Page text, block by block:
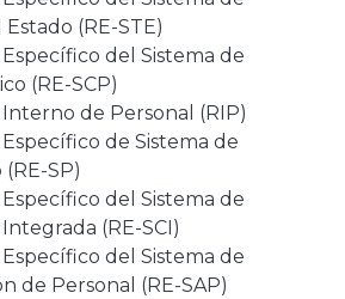
(RE-STE)
del Sistema de
(RE-SCP)
de Personal (RIP)
de Sistema de
SP)
del Sistema de
(RE-SCI)
del Sistema de
de Personal (RE-SAP)